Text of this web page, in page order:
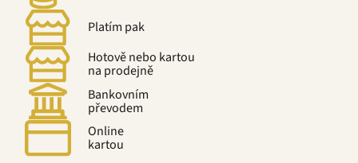
Platím pak
Hotově nebo kartou
na prodejně
Bankovním
převodem
Online
kartou